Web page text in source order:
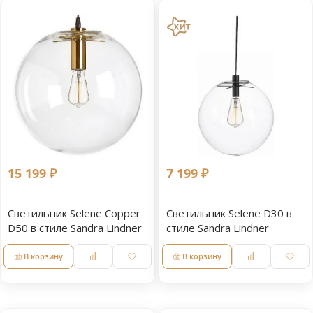
15 199 ₽
Светильник Selene Copper
D50 в стиле Sandra Lindner
В корзину
7 199 ₽
Светильник Selene D30 в
стиле Sandra Lindner
В корзину